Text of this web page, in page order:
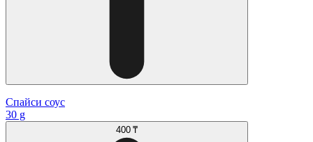
Спайси соус
30 g
400 ₸